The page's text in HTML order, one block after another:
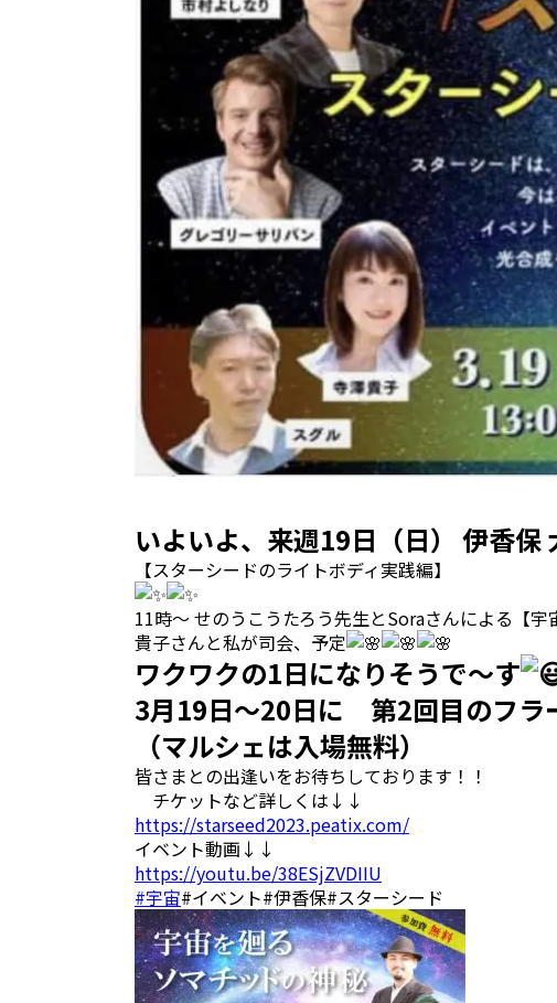
いよいよ、来週19日（日） 伊香保
【スターシードのライトボディ実践編】
11時〜 せのうこうたろう先生とSoraさんによる【
貴子さんと私が司会、予定
ワクワクの1日になりそうで〜す
3月19日～20日に 第2回目のフラ
（マルシェは入場無料）
皆さまとの出逢いをお待ちしております！！
チケットなど詳しくは↓↓
https://starseed2023.peatix.com/
イベント動画↓↓
https://youtu.be/38ESjZVDIIU
#宇宙#イベント#伊香保#スターシード